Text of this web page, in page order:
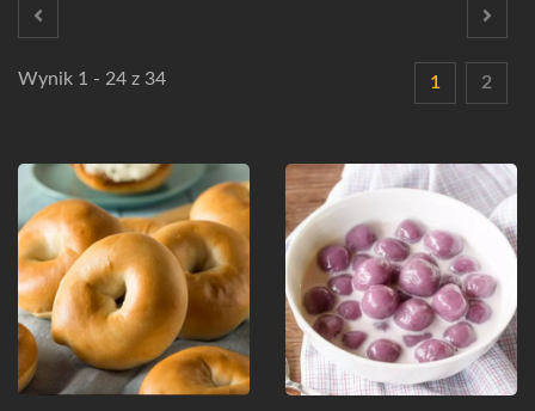
Wynik 1 - 24 z 34 1 2